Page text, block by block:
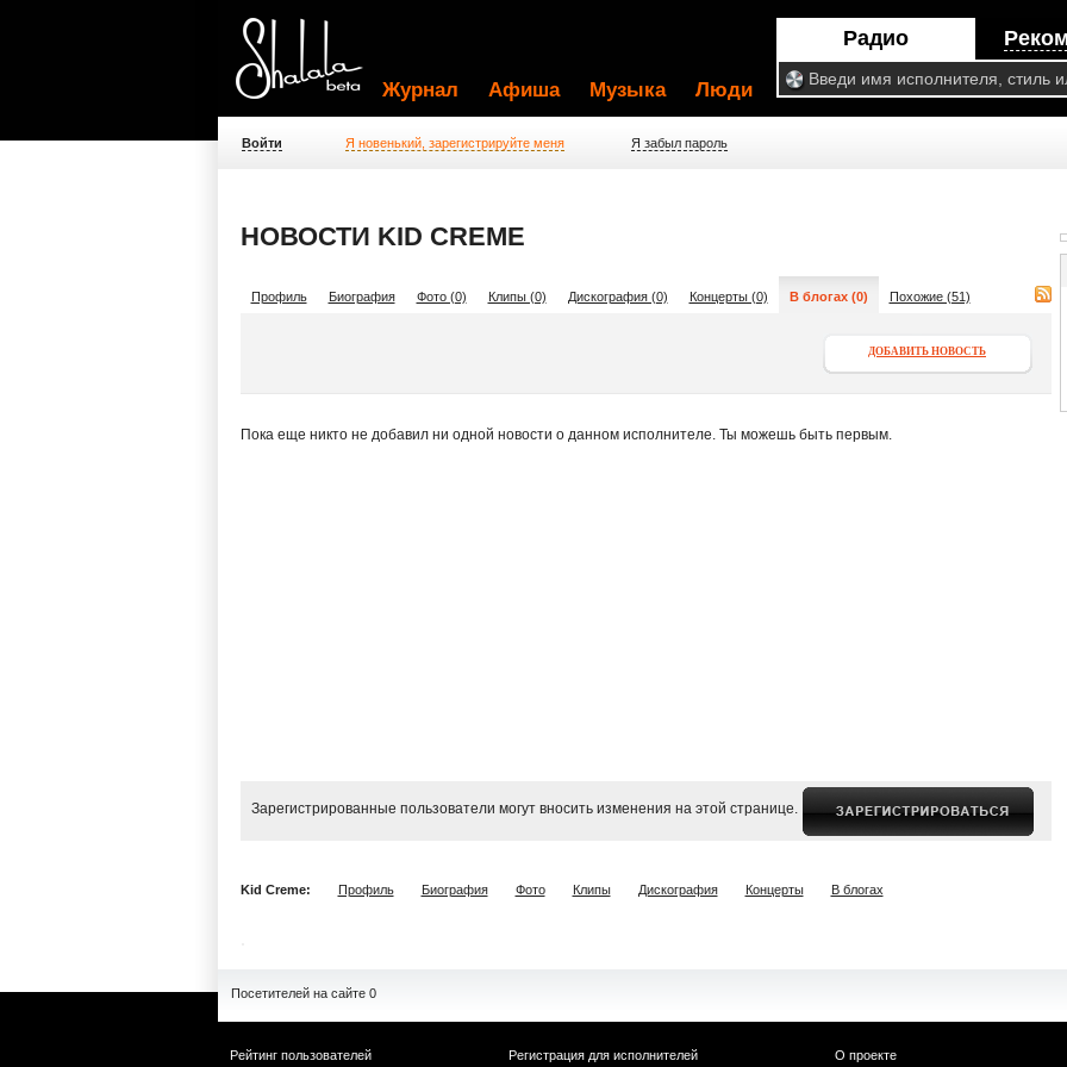
Радио
Журнал Афиша Музыка Люди
Войти Я новенький, зарегистрируйте меня Я забыл пароль
НОВОСТИ KID CREME
Профиль Биография Фото (0) Клипы (0) Дискография (0) Концерты (0) В блогах (0) Похожие (51)
ДОБАВИТЬ НОВОСТЬ
Пока еще никто не добавил ни одной новости о данном исполнителе. Ты можешь быть первым.
Зарегистрированные пользователи могут вносить изменения на этой странице.
Kid Creme: Профиль Биография Фото Клипы Дискография Концерты В блогах
Посетителей на сайте 0
Рейтинг пользователей
Регистрация для исполнителей
О проекте